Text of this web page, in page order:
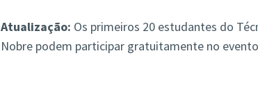
Atualização: Os primeiros 20 estudantes do
Nobre podem participar gratuitamente no